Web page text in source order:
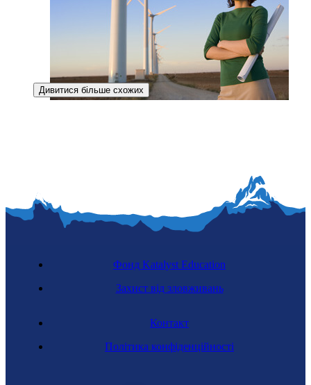
Дивитися більше схожих
Контакт
Політика конфіденційності
Фонд Katalyst Education
Захист від зловживань